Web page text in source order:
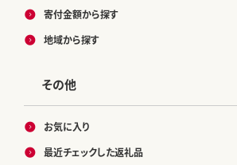
寄付金額から探す
地域から探す
その他
お気に入り
最近チェックした返礼品